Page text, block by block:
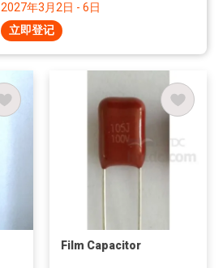
2027年3月2日 - 6日
立即登记
Film Capacitor